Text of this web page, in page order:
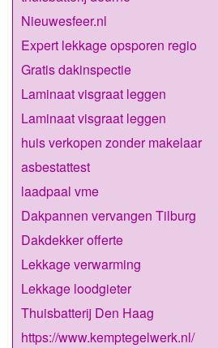
Nieuwesfeer.nl
Expert lekkage opsporen regio
Gratis dakinspectie
Laminaat visgraat leggen
Laminaat visgraat leggen
huis verkopen zonder makelaar
asbestattest
laadpaal vme
Dakpannen vervangen Tilburg
Dakdekker offerte
Lekkage verwarming
Lekkage loodgieter
Thuisbatterij Den Haag
https://www.kemptegelwerk.nl/